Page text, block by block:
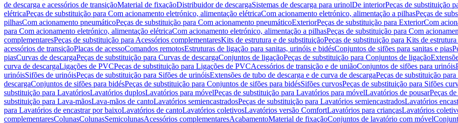
de descarga e acessórios de transiçãoMaterial de fixaçãoDistribuidor de descargaSistemas de descarga para urinolDe interiorPeças de substituição
elétricaPeças de substituição para Com acionamento eletrónico, alimentação elétricaCom acionamento eletrónico, alimentação a pilhasPeças de
pilhasCom acionamento pneumáticoPeças de substituição para Com acionamento pneumáticoExteriorPeças de substituição para ExteriorCom
para Com acionamento eletrónico, alimentação elétricaCom acionamento eletrónico, alimentação a pilhasPeças de substituição para Com
complementaresPeças de substituição para Acessórios complementaresKits de estrutura e de substituiçãoPeças de substituição para Kits de
acessórios de transiçãoPlacas de acessoComandos remotosEstruturas de ligação para sanitas, urinóis e bidésConjuntos de sifões para sanitas e pias
piasCurvas de descargaPeças de substituição para Curvas de descargaConjuntos de ligaçãoPeças de substituição para Conjuntos de ligação
curva de descargaLigações de PVCPeças de substituição para Ligações de PVCAcessórios de transição e de uniãoConjuntos de sifões para urinóis
urinóisSifões de urinóisPeças de substituição para Sifões de urinóisExtensões de tubo de descarga e de curva de descargaPeças de substituição
descargaConjuntos de sifões para bidésPeças de substituição para Conjuntos de sifões para bidésSifões curvosPeças de substituição para Sifões
substituição para LavatóriosLavatórios duplosLavatórios para móvelPeças de substituição para Lavatórios para móvelLavatórios de pousarPeças
substituição para Lava-mãosLava-mãos de cantoLavatórios semiencastradosPeças de substituição para Lavatórios semiencastradosLavatórios
para Lavatórios de encastrar por baixoLavatórios de cantoLavatórios coletivosLavatórios versão ComfortLavatórios para criançasLavatórios
complementaresColunasColunasSemicolunasAcessórios complementaresAcabamentoMaterial de fixaçãoConjuntos de lavatório com móvel